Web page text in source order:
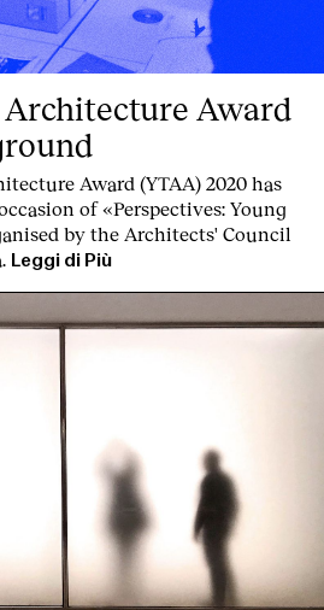
Award
Award (YTAA) 2020 has
of «Perspectives: Young
by the Architects' Council
Leggi di Più